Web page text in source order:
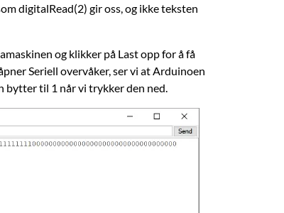
digitalRead(2) gir oss, og ikke teksten
og klikker på Last opp for å få
Seriell overvåker, ser vi at Arduinoen
bytter til 1 når vi trykker den ned.